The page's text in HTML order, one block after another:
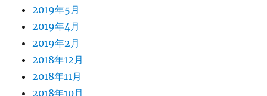
2019年5月
2019年4月
2019年2月
2018年12月
2018年11月
2018年10月